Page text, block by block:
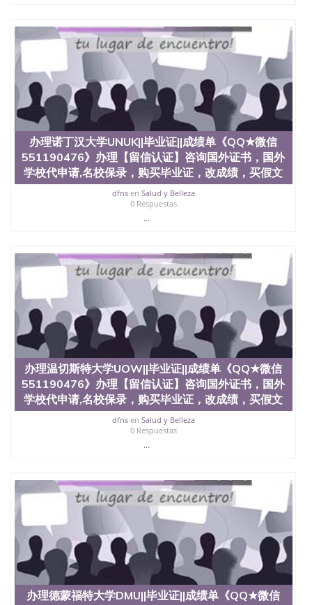
西地区的公立大学之一。位于圣何塞市San Jose中
心，占地154公顷。它是一所位于加利福尼亚州的著
名综合性公立大学，它以极高的就业率，全美名列前
茅的毕业薪资，浓厚的多元化学术氛围，杰出的本科
教育质量，被《福克斯》杂志评选为全美50强公立综
合性大学，每年有来自世界各地的成百上千的海外学
生前往求学。 至今，这是一所在世界上享有学术地
位、声誉、实习机会和影响力的高等教育机构，并获
誉为美国本科教育质量的核心代表。其计算机系与会
计系更是在当今美国大学教学排名中表现优异。其毕
业生大多可以在其所处地域的世界硅谷中心得到工作
机会。许多硅谷公司甚至在学生大三和大四的学期提
供许多相应科系的实习机会。无论是加州大学系统
(UC)，还是加州州立大学系统(CSU), 圣何塞州立大学
都占据着加州所有大学中的地理位置。 圣何塞州立大
134种学士学科和65个硕士学科，并有来自世界60余
国的学生来此就读。其有名的科系如计算机科学，电
子工程学，工商管理学，艺术设计，和航空学等，深
受性肯定及好评；而各种大学部和研究所的商学课程
也吸引了众多不同国家的专业人士前来研究与学习。
二、办理流程： 1、收集客户办理信息； 2、客户付
定金下单； 3、公司确认到账转制作点做电子图；
4、电子图做好发给客户确认； 5、电子图确认好转成
品部做成品； 6、成品做好拍照或者视频确认再付余
款； 7、快递给客户（国内顺丰，国外DHL）。 三、
真实网上可查的证明材料 1、教育部学历学位认证，
留服真实存档可查，存档。 2、留学回国人员证明
（使馆认证），使馆网站真实存档可查。 3、留信网
真实可查认证办理，存档可查，终身受用。 四、办理
流程农业科学院、艺术与建筑学院、商学院、交流学
护理学院、科学学院等。学校的教育学院排名在全美
前十名，工学院排名在前十五名，且继续攀升中。纽
约大学为学生们提供本科、硕士及博士学位。学校的
专业课程包括：会计学、MBA、财务、教育、建筑工
程、经济、医学、护理、文学、音乐、生物学、统计
学、美术、电子工程、天文学、农业、环境污染控
制、历史、电气工程、生物工程、建筑设计、工商管
理、材料科学、机械工程、航天工程、土木工程、数
学、化学、英语、社会科学、心理学、戏剧、市场营
办理诺丁汉大学UNUK||毕业证||成绩单《QQ★微信
551190476》办理【留信认证】咨询国外证书，国外
学校代申请,名校保录，购买毕业证，改成绩，买假文
dfnsen Salud y Belleza
0 Respuestas
...
办理温切斯特大学UOW||毕业证||成绩单《QQ★微信
551190476》办理【留信认证】咨询国外证书，国外
学校代申请,名校保录，购买毕业证，改成绩，买假文
dfnsen Salud y Belleza
0 Respuestas
...
办理德蒙福特大学DMU||毕业证||成绩单《QQ★微信